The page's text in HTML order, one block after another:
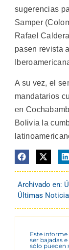
sugerencias
Samper
Rafael
pasen revista
A su vez, el
mandatarios
en
Bolivia la
Archivado en:
Últimas
Este
ser bajadas
sólo pueden